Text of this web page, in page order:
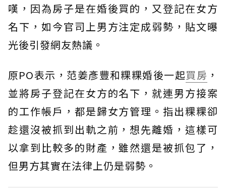
嘆，因為房子是在婚後買的，又登記在女方
名下，如今官司上男方注定成弱勢，貼文曝
光後引發網友熱議。
原PO表示，范姜彥豐和粿粿婚後一起買房 ，
並將房子登記在女方的名下，就連男方接案
的工作帳戶，都是歸女方管理。指出粿粿卻
趁還沒被抓到出軌之前，想先離婚，這樣可
以拿到比較多的財產，雖然還是被抓包了，
但男方其實在法律上仍是弱勢。